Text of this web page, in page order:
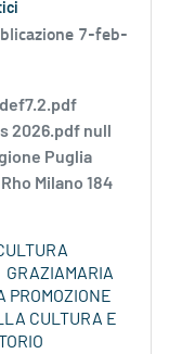
7-feb-
2026.pdf null
Puglia
Milano 184
GRAZIAMARIA
PROMOZIONE
CULTURA E